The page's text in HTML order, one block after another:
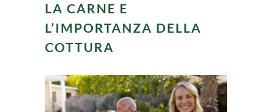
LA CARNE E
L’IMPORTANZA DELLA
COTTURA